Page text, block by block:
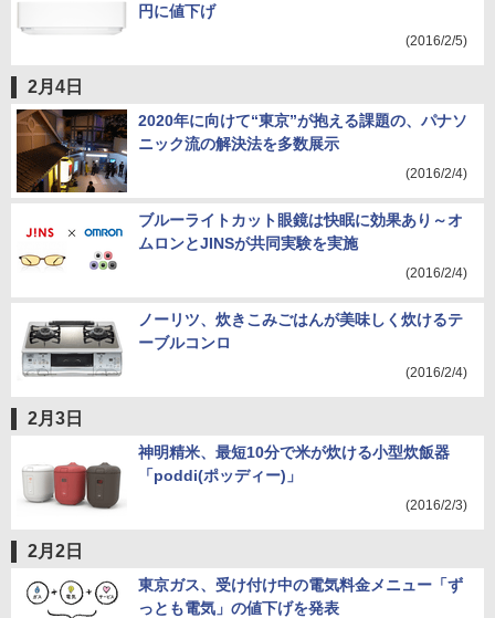
円に値下げ
(2016/2/5)
2月4日
2020年に向けて“東京”が抱える課題の、パナソ
ニック流の解決法を多数展示
(2016/2/4)
ブルーライトカット眼鏡は快眠に効果あり～オ
ムロンとJINSが共同実験を実施
(2016/2/4)
ノーリツ、炊きこみごはんが美味しく炊けるテ
ーブルコンロ
(2016/2/4)
2月3日
神明精米、最短10分で米が炊ける小型炊飯器
「poddi(ポッディー)」
(2016/2/3)
2月2日
東京ガス、受け付け中の電気料金メニュー「ず
っとも電気」の値下げを発表